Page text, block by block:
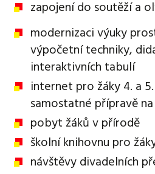
zapojení do soutěží a
modernizaci výuky
výpočetní techniky,
interaktivních tabulí
internet pro žáky 4. a
samostatné přípravě
pobyt žáků v přírodě
školní knihovnu pro
návštěvy divadelních